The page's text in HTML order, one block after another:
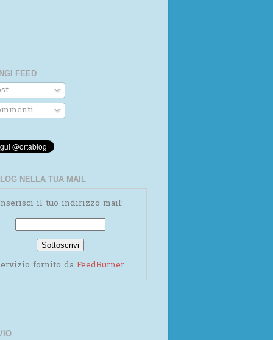
FEED
NELLA TUA MAIL
il tuo indirizzo mail:
fornito da FeedBurner